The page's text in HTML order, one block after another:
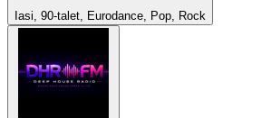
Iasi, 90-talet, Eurodance, Pop, Rock